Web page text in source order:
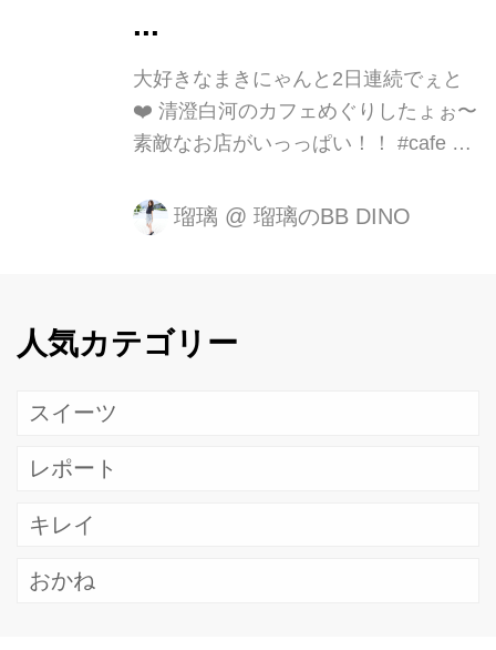
...
大好きなまきにゃんと2日連続でぇと
❤️ 清澄白河のカフェめぐりしたょぉ〜
素敵なお店がいっっぱい！！ #cafe #
りーの夏休み #ヒキダシカフェ #サン
デーズー #sundayzoo #bluebot ...
瑠璃 @ 瑠璃のBB DINO
人気カテゴリー
スイーツ
レポート
キレイ
おかね